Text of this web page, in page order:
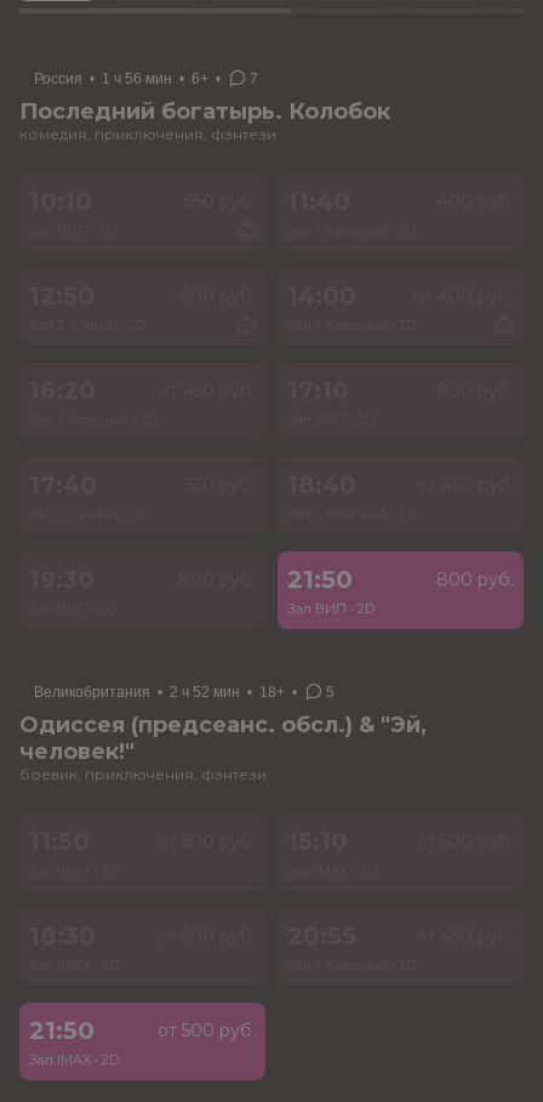
Россия • 1 ч 56 мин • 6+ • 7
Последний богатырь. Колобок
комедия, приключения, фэнтези
21:50 800 руб.
Зал ВИП • 2D
Великобритания • 2 ч 52 мин • 18+ • 5
Одиссея (предсеанс. обсл.) & "Эй,
человек!"
боевик, приключения, фэнтези
21:50 от 500 руб.
Зал IMAX • 2D